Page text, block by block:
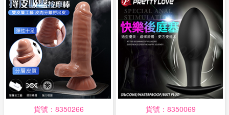
貨號：8350266
貨號：8350069